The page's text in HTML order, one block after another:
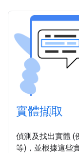
實體擷取
偵測及找出實體 (
等)，並根據這些